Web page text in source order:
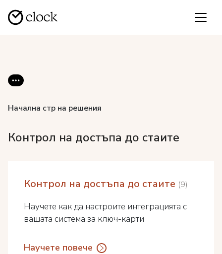
Начална стр на решения
Контрол на достъпа до стаите
Контрол на достъпа до стаите 9
Научете как да настроите интеграцията с
вашата система за ключ-карти
Научете повече